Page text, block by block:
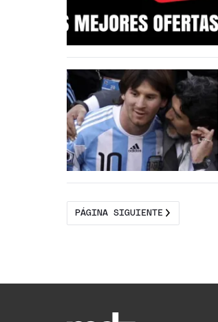
PÁGINA SIGUIENTE